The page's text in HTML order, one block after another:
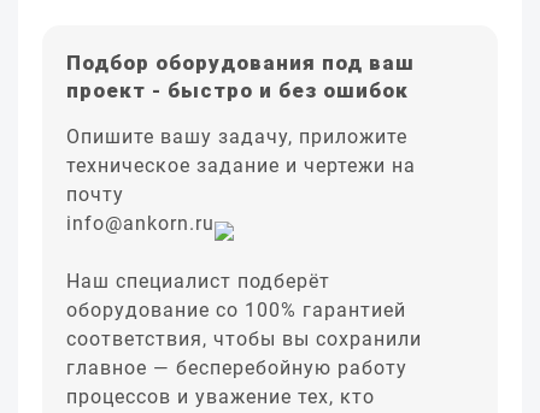
Подбор оборудования под ваш
проект - быстро и без ошибок
Опишите вашу задачу, приложите
техническое задание и чертежи на
почту
info@ankorn.ru
Наш специалист подберёт
оборудование со 100% гарантией
соответствия, чтобы вы сохранили
главное — бесперебойную работу
процессов и уважение тех, кто